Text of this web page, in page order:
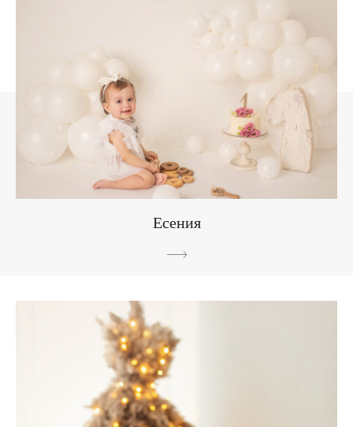
Есения